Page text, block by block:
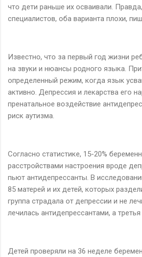
что дети раньше их осваивали.
специалистов, оба варианта плохи,
Известно, что за первый год жизни
на звуки и нюансы родного языка.
определенный режим, когда язык
активно. Депрессия и лекарства его
пренатальное воздействие
риск аутизма.
Согласно статистике, 15-20%
расстройствами настроения вроде
пьют антидепрессанты. В
85 матерей и их детей, которых
группа страдала от депрессии и не
лечилась антидепрессантами, а
Детей проверяли на 36 неделе